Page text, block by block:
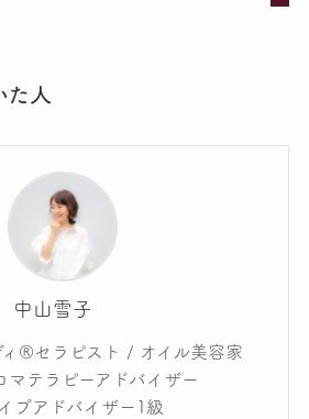
た人
中山雪子
ィ®セラピスト / オイル美容家
マテラピーアドバイザー
プアドバイザー1級